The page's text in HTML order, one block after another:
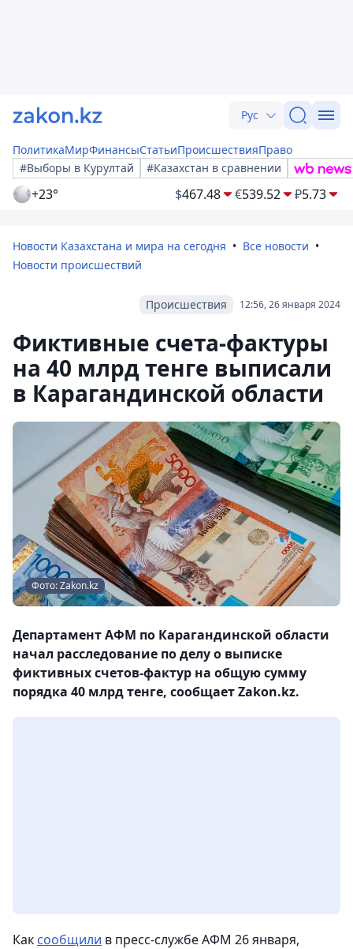
Рус
ПолитикаМирФинансыСтатьиПроисшествияПраво
#Выборы в Курултай
#Казахстан в сравнении
+23° $467.48 €539.52 ₽5.73
Новости Казахстана и мира на сегодня
Все новости
Новости происшествий
12:56, 26 января 2024
Происшествия
Фиктивные счета-фактуры
на 40 млрд тенге выписали
в Карагандинской области
Фото: Zakon.kz
Департамент АФМ по Карагандинской области
начал расследование по делу о выписке
фиктивных счетов-фактур на общую сумму
порядка 40 млрд тенге, сообщает Zakon.kz.
Как сообщили в пресс-службе АФМ 26 января,